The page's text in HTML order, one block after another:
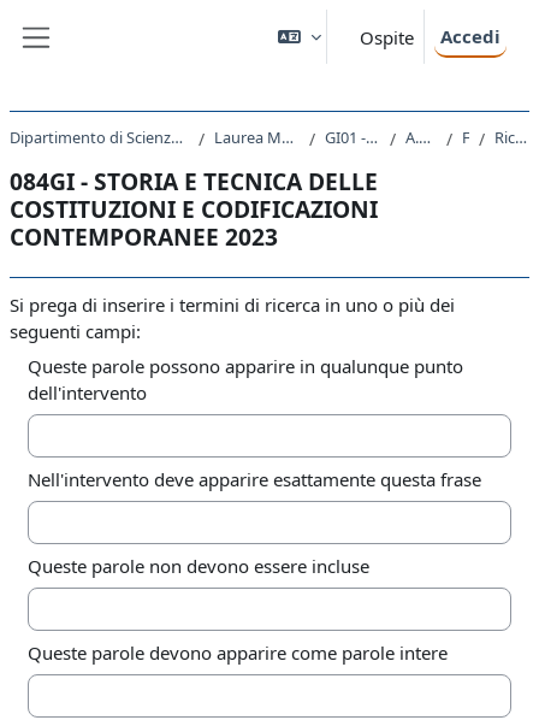
Ospite Accedi
Dipartimento di Scienze Giuridiche, del Linguaggio, dell`Interpretazione e della Traduzione Laurea Magistrale Ciclo Unico 5 anni GI01 - GIURISPRUDENZA A.A. 2023 - 2024 Forum Ricerca avanzata
084GI - STORIA E TECNICA DELLE
COSTITUZIONI E CODIFICAZIONI
CONTEMPORANEE 2023
Si prega di inserire i termini di ricerca in uno o più dei
seguenti campi:
Queste parole possono apparire in qualunque punto
dell'intervento
Nell'intervento deve apparire esattamente questa frase
Queste parole non devono essere incluse
Queste parole devono apparire come parole intere